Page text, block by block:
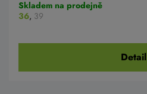
Skladem na prodejně
36, 39
Detail